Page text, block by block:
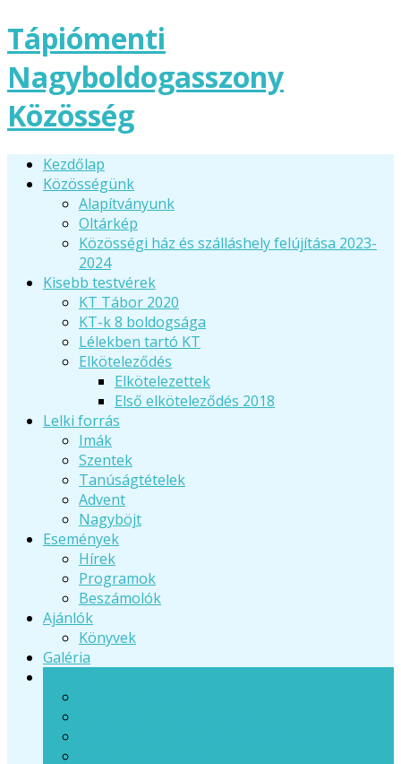
Tápiómenti
Nagyboldogasszony
Közösség
Kezdőlap
Közösségünk
Alapítványunk
Oltárkép
Közösségi ház és szálláshely felújítása 2023-
2024
Kisebb testvérek
KT Tábor 2020
KT-k 8 boldogsága
Lélekben tartó KT
Elköteleződés
Elkötelezettek
Első elköteleződés 2018
Lelki forrás
Imák
Szentek
Tanúságtételek
Advent
Nagyböjt
Események
Hírek
Programok
Beszámolók
Ajánlók
Könyvek
Galéria